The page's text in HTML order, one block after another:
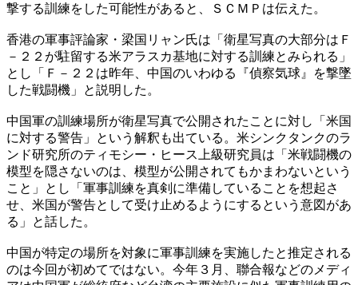
撃する訓練をした可能性があると、ＳＣＭＰは伝えた。
香港の軍事評論家・梁国リャン氏は「衛星写真の大部分はＦ
－２２が駐留する米アラスカ基地に対する訓練とみられる」
とし「Ｆ－２２は昨年、中国のいわゆる『偵察気球』を撃墜
した戦闘機」と説明した。
中国軍の訓練場所が衛星写真で公開されたことに対し「米国
に対する警告」という解釈も出ている。米シンクタンクのラ
ンド研究所のティモシー・ヒース上級研究員は「米戦闘機の
模型を隠さないのは、模型が公開されてもかまわないという
こと」とし「軍事訓練を真剣に準備していることを想起さ
せ、米国が警告として受け止めるようにするという意図があ
る」と話した。
中国が特定の場所を対象に軍事訓練を実施したと推定される
のは今回が初めてではない。今年３月、聯合報などのメディ